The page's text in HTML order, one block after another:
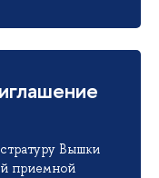
Вышки
приемной